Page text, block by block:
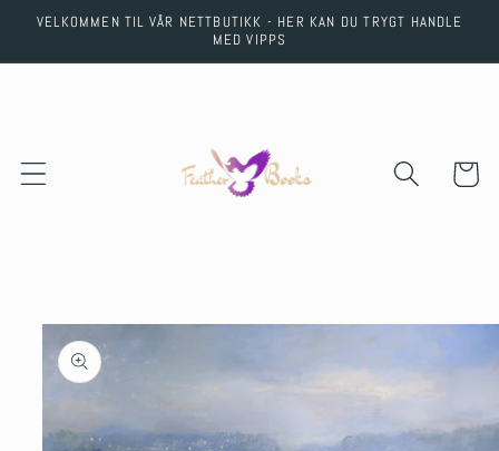
Skip to
VELKOMMEN TIL VÅR NETTBUTIKK - HER KAN DU TRYGT HANDLE
MED VIPPS
Cart
Skip to
product
information